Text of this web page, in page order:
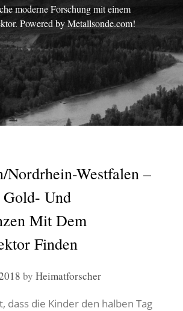
moderne Forschung mit einem
Powered by Metallsonde.com!
Nordrhein-Westfalen –
Und
Mit Dem
Finden
by Heimatforscher
dass die Kinder den halben Tag